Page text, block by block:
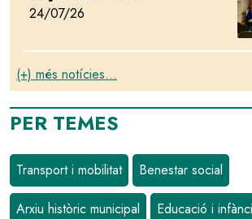
24/07/26
(+) més notícies...
PER TEMES
Transport i mobilitat Benestar social
Arxiu històric municipal Educació i